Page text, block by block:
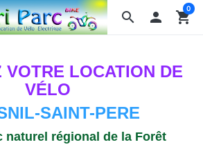
search  shopping_cart
0
VOTRE LOCATION DE
VÉLO
SAINT-PERE
naturel régional de la Forêt